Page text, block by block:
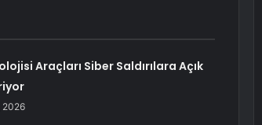
Araçları Siber Saldırılara Açık
2026